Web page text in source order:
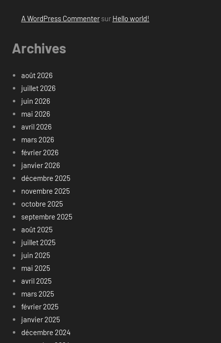
A WordPress Commentersur Hello world!
Archives
août 2026
juillet 2026
juin 2026
mai 2026
avril 2026
mars 2026
février 2026
janvier 2026
décembre 2025
novembre 2025
octobre 2025
septembre 2025
août 2025
juillet 2025
juin 2025
mai 2025
avril 2025
mars 2025
février 2025
janvier 2025
décembre 2024